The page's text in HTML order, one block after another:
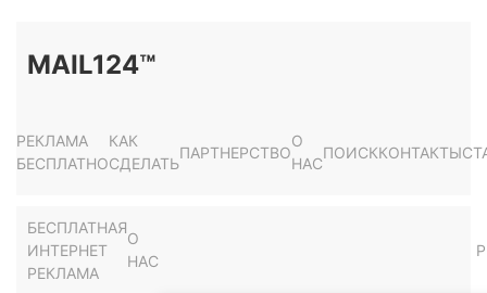
MAIL124™
РЕКЛАМА
БЕСПЛАТНО
КАК
СДЕЛАТЬ
ПАРТНЕРСТВО
О
НАС
ПОИСККОНТАКТЫ
БЕСПЛАТНАЯ
ИНТЕРНЕТ
РЕКЛАМА
О
НАС